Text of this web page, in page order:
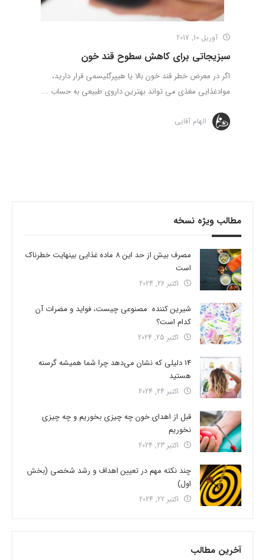
آوریل 10, 2017
سبزیجاتی برای کاهش سطوح قند خون
اگر در معرض خطر قند خون بالا یا هیپرگلیسمی قرار دارید،
موادغذایی مغذی می تواند بهترین داروی طبیعی به حساب ...
الهام آقایی
مطالب ویژه نسخه
مصرف بیش از حد این 8 ماده غذایی بینهایت خطرناک
است
اکتبر 26, 2024
شیرین کننده مصنوعی چیست، فواید و مضرات آن
کدام است؟
اکتبر 25, 2024
14 دلیلی که نشان می‌دهد چرا شما همیشه گرسنه
هستید
اکتبر 24, 2024
قبل از اهدای خون چه چیزی بخوریم و چه چیزی
نخوریم
اکتبر 23, 2024
چند نکته مهم در تعیین اهداف و رشد شخصی (بخش
اول)
اکتبر 22, 2024
آخرین مطالب